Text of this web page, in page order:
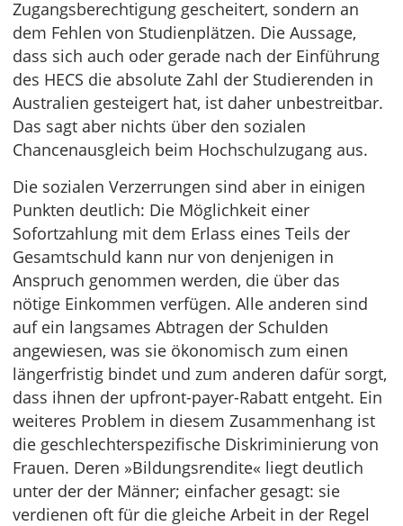
Zugangsberechtigung gescheitert, sondern an
dem Fehlen von Studienplätzen. Die Aussage,
dass sich auch oder gerade nach der Einführung
des HECS die absolute Zahl der Studierenden in
Australien gesteigert hat, ist daher unbestreitbar.
Das sagt aber nichts über den sozialen
Chancenausgleich beim Hochschulzugang aus.
Die sozialen Verzerrungen sind aber in einigen
Punkten deutlich: Die Möglichkeit einer
Sofortzahlung mit dem Erlass eines Teils der
Gesamtschuld kann nur von denjenigen in
Anspruch genommen werden, die über das
nötige Einkommen verfügen. Alle anderen sind
auf ein langsames Abtragen der Schulden
angewiesen, was sie ökonomisch zum einen
längerfristig bindet und zum anderen dafür sorgt,
dass ihnen der upfront-payer-Rabatt entgeht. Ein
weiteres Problem in diesem Zusammenhang ist
die geschlechterspezifische Diskriminierung von
Frauen. Deren »Bildungsrendite« liegt deutlich
unter der der Männer; einfacher gesagt: sie
verdienen oft für die gleiche Arbeit in der Regel